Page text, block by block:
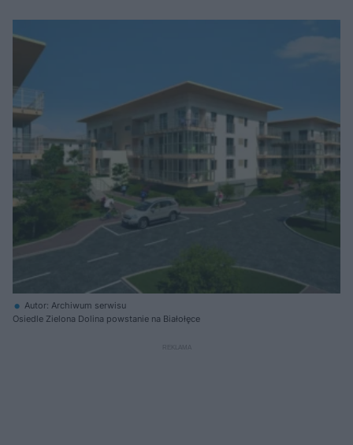
Autor: Archiwum serwisu
Osiedle Zielona Dolina powstanie na Białołęce